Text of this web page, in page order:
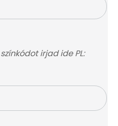
irjad ide PL: